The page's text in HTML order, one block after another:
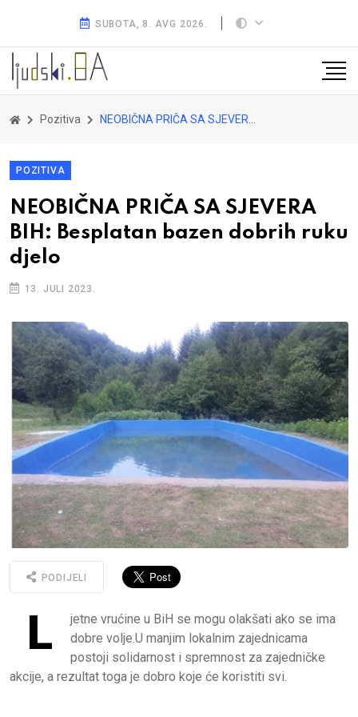
SUBOTA, 8. AVG 2026.
Pozitiva NEOBIČNA PRIČA SA SJEVERA BIH: Besplatan bazen dobrih ruku djelo
POZITIVA
NEOBIČNA PRIČA SA SJEVERA
BIH: Besplatan bazen dobrih ruku
djelo
13. JULI 2023.
PODIJELI
L
jetne vrućine u BiH se mogu olakšati ako se ima
dobre volje.U manjim lokalnim zajednicama
postoji solidarnost i spremnost za zajedničke
akcije, a rezultat toga je dobro koje će koristiti svi.